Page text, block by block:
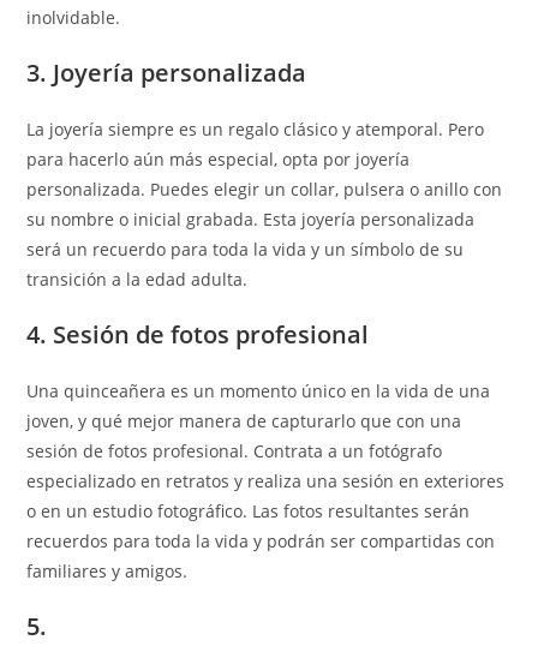
inolvidable.
3. Joyería personalizada
La joyería siempre es un regalo clásico y atemporal. Pero
para hacerlo aún más especial, opta por joyería
personalizada. Puedes elegir un collar, pulsera o anillo con
su nombre o inicial grabada. Esta joyería personalizada
será un recuerdo para toda la vida y un símbolo de su
transición a la edad adulta.
4. Sesión de fotos profesional
Una quinceañera es un momento único en la vida de una
joven, y qué mejor manera de capturarlo que con una
sesión de fotos profesional. Contrata a un fotógrafo
especializado en retratos y realiza una sesión en exteriores
o en un estudio fotográfico. Las fotos resultantes serán
recuerdos para toda la vida y podrán ser compartidas con
familiares y amigos.
5.